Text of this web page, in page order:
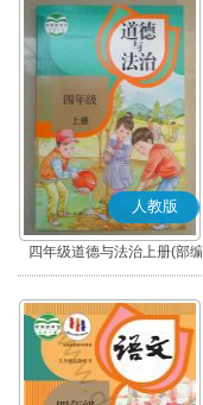
人教版
四年级道德与法治上册(部编
版)